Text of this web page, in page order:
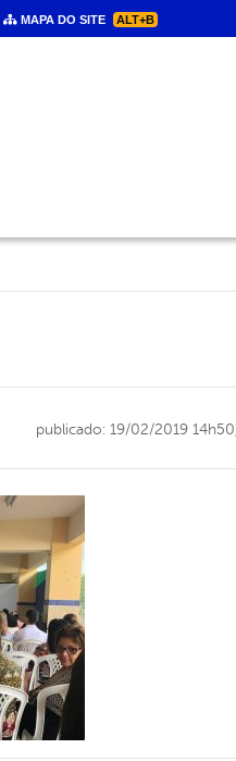
MAPA DO SITE ALT+B
publicado: 19/02/2019 14h50,